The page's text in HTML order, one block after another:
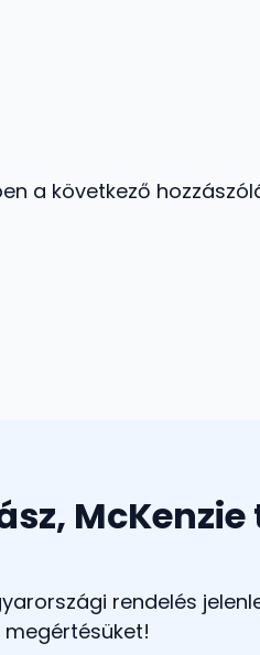
a következő
rendelés
megértésüket!